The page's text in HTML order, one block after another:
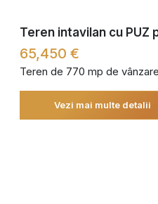
Teren intavilan cu PUZ
65,450 €
Teren de 770 mp de vânzare
Vezi mai multe detalii